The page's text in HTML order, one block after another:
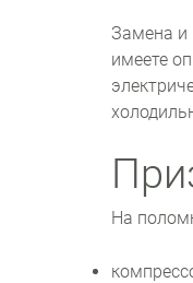
Замена и
имеете
На